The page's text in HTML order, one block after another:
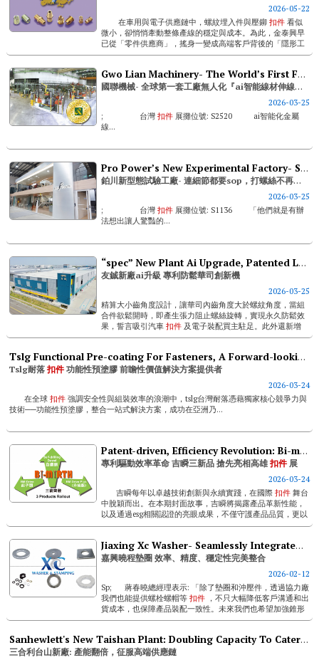
2026-05-22
在車用與電子供應鏈中，螺紋埋入件與壓鉚 扣件看似
微小，卻悄悄牽動整條產線的穩定與成本。為此，金泰興早
已從「零件供應商」，搖身一變成高端客戶背後的「隱形工
程決策夥伴」...
Gwo Lian Machinery- The World’s First Fully Unmanned Factory For Ai-intelligent Wire Drawing Production
國聯機械- 全球第一套工廠無人化『ai智能線材伸線智慧工廠』
2026-03-25
; 台灣 扣件 展攤位號: S2520 ai智能化金屬
線...
Pro Power’s New Experimental Factory- Sops For Even The Smallest Details;no More Reliance On Master Craftsmen
鉑川新型態試驗工廠- 連細節都要sop，打螺絲不再靠「老師傅秘方」
2026-03-25
; 台灣 扣件 展攤位號: S1136 「他們就是有辦
法想出讓人驚豔的...
“spec” New Plant Ai Upgrade, Patented Lock Washer Unlocks New Opportunities
友鋮新廠ai升級 專利防鬆華司創新機
2026-03-25
精算大小齒角度設計，讓華司內齒角度大於螺紋角度，當組
合件欲鬆開時，即產生張力阻止螺絲旋轉，實現永久防鬆效
果，誓言吸引汽車 扣件 及電子裝配買主駐足。此外還新增
vmi庫存管理服務，幫客戶縮短交期、降低庫存成本。友鋮
Tslg Functional Pre-coating For Fasteners, A Forward-looking Value Solution Provider
Tslg耐落扣件功能性預塗膠 前瞻性價值解決方案提供者
2026-03-24
在全球 扣件強調安全性與組裝效率的浪潮中，tslg台灣耐落憑藉獨家核心競爭力與
技術──功能性預塗膠，整合一站式解決方案，成功在亞洲乃...
Patent-driven, Efficiency Revolution: Bi-mirth To Unveil 3 Products At Fastener Taiwan
專利驅動效率革命 吉瞬三新品 搶先亮相高雄扣件展
2026-03-24
吉瞬每年以卓越技術創新與永續實踐，在國際 扣件舞台
中脫穎而出。在本期封面故事，吉瞬將揭露產品革新性能，
以及通過esg相關認證的亮眼成果，不僅守護產品品質，更以
「人本」...
Jiaxing Xc Washer- Seamlessly Integrated Efficiency, Precision, And Stability
嘉興曉程墊圈 效率、精度、穩定性完美整合
2026-02-12
Sp; 蔣春曉總經理表示: 「除了墊圈和沖壓件，透過協力廠
我們也能提供螺栓螺帽等 扣件 ，不只大幅降低客戶溝通和出
貨成本，也保障產品裝配一致性。未來我們也希望加強錐形
墊圈研發，憑藉更多供應鏈整合能力，為客戶提...
Sanhewlett's New Taishan Plant: Doubling Capacity To Cater To High-end Supply Chains
三合利台山新廠: 產能翻倍，征服高端供應鏈